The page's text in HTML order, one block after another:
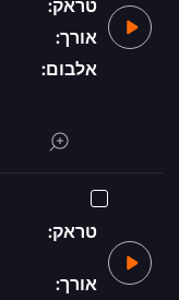
טראק:
אורך:
אלבום:
טראק:
אורך: